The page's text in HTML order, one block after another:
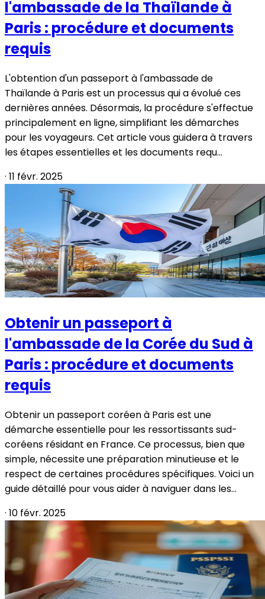
l'ambassade de la Thaïlande à
Paris : procédure et documents
requis
L'obtention d'un passeport à l'ambassade de
Thaïlande à Paris est un processus qui a évolué ces
dernières années. Désormais, la procédure s'effectue
principalement en ligne, simplifiant les démarches
pour les voyageurs. Cet article vous guidera à travers
les étapes essentielles et les documents requ...
· 11 févr. 2025
Obtenir un passeport à
l'ambassade de la Corée du Sud à
Paris : procédure et documents
requis
Obtenir un passeport coréen à Paris est une
démarche essentielle pour les ressortissants sud-
coréens résidant en France. Ce processus, bien que
simple, nécessite une préparation minutieuse et le
respect de certaines procédures spécifiques. Voici un
guide détaillé pour vous aider à naviguer dans les...
· 10 févr. 2025